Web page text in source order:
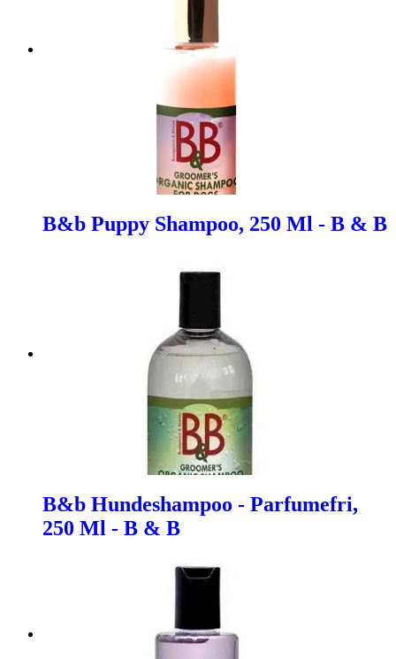
B&b Puppy Shampoo, 250 Ml - B & B
B&b Hundeshampoo - Parfumefri,
250 Ml - B & B